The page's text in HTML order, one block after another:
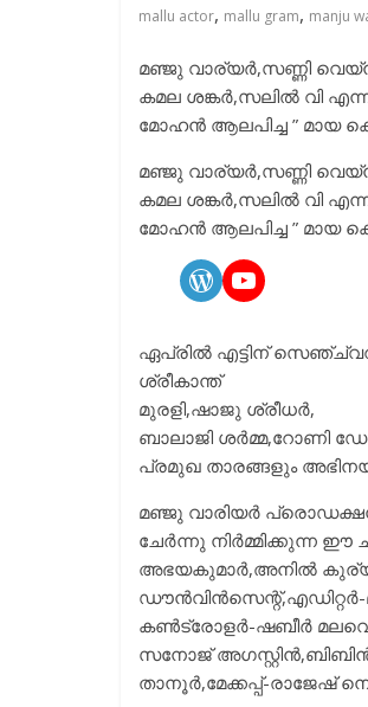
mallu actor, mallu gram, manju
മഞ്ജു വാര്യര്‍,സണ്ണി
കമല ശങ്കര്‍,സലില്‍ വി
മോഹൻ ആലപിച്ച ” മായ
മഞ്ജു വാര്യര്‍,സണ്ണി
കമല ശങ്കര്‍,സലില്‍ വി
മോഹൻ ആലപിച്ച ” മായ
WordPress
https://
ഏപ്രിൽ എട്ടിന്
ശ്രീകാന്ത്
മുരളി,ഷാജു ശ്രീധര്‍,
ബാലാജി ശര്‍മ്മ,റോണി
പ്രമുഖ താരങ്ങളും
മഞ്ജു വാരിയർ
ചേര്‍ന്നു നിര്‍മ്മിക്കുന്ന ഈ
അഭയകുമാര്‍,അനില്‍
കണ്‍ട്രോളര്‍-ഷബീര്‍
സനോജ്
താനൂര്‍,മേക്കപ്പ്-രാജേഷ്